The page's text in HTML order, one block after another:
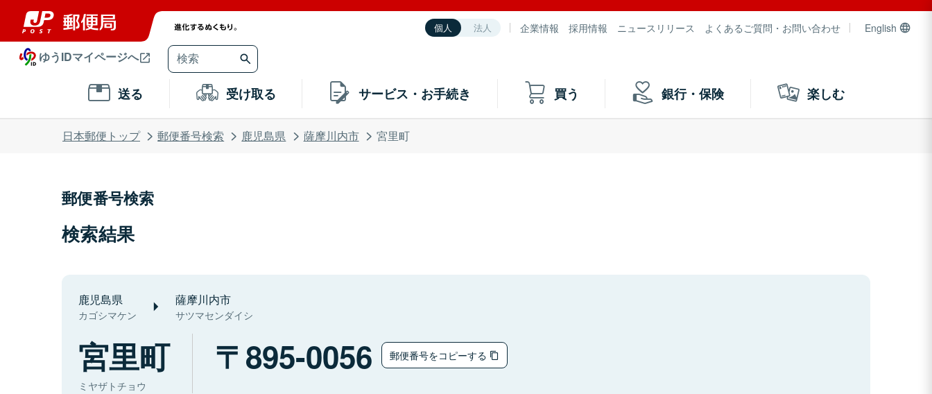
個人 法人 企業情報 採用情報 ニュースリリース よくあるご質問・お問い合わせ English
ゆうIDマイページへ
送る 受け取る サービス・お手続き 買う 銀行・保険 楽しむ
日本郵便トップ 郵便番号検索 鹿児島県 薩摩川内市 宮里町
郵便番号検索
検索結果
鹿児島県
カゴシマケン
薩摩川内市
サツマセンダイシ
宮里町
ミヤザトチョウ
895-0056 郵便番号をコピーする